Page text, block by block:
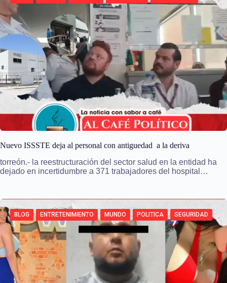
Nuevo ISSSTE deja al personal con antiguedad a la deriva
torreón.- la reestructuración del sector salud en la entidad ha
dejado en incertidumbre a 371 trabajadores del hospital…
BLOG ENTRETENIMIENTO MUNDO POLITICA SEGURIDAD